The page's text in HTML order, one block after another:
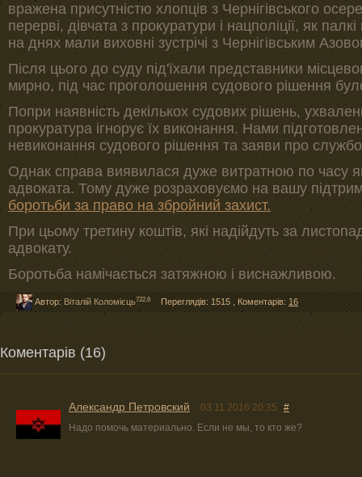
вражена присутністю хлопців з Чернігівського
перерві, дівчата з прокуратури і нацполіції, як
на днях мали виховні зустрічі з Чернігівським
Після цього до суду під'їхали представники
мирно, під час проголошення судового рішення
Попри наявність декількох судових рішень,
прокуратура ігнорує їх виконання. Нами
невиконання судового рішення та заяви про
Однак справа виявилася дуже витратною по часу
адвоката. Тому дуже розраховуємо на вашу
боротьби за право на збройний захист.
При цьому третину коштів, які надійдуть за
адвокату.
Боротьба намічається затяжною і виснажливою.
Автор: Віталій Коломієць722,6 Переглядів: 1515 Коментарів: 16
Коментарів (16)
Александр Петровский 03.11.2016 20:35
#
Надо помочь материально. Если не мы, то кто же?